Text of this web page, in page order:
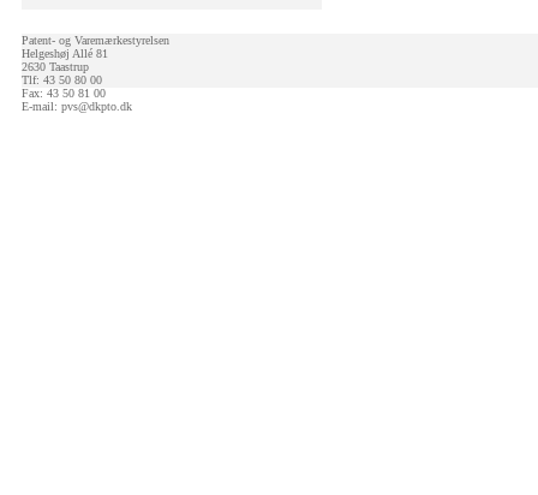
Patent- og Varemærkestyrelsen
Helgeshøj Allé 81
2630 Taastrup
Tlf: 43 50 80 00
Fax: 43 50 81 00
E-mail: pvs@dkpto.dk